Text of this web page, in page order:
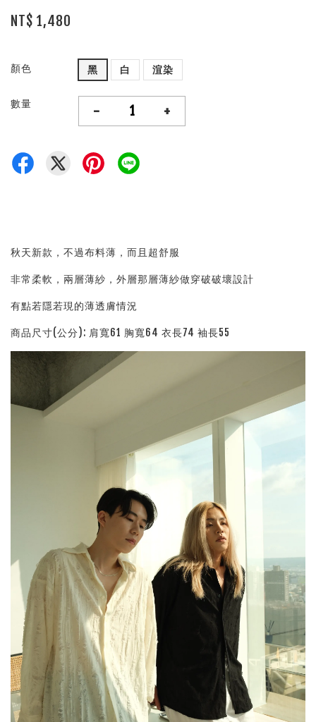
NT$ 1,480
顏色 黑 白 渲染
數量 - +
秋天新款，不過布料薄，而且超舒服
非常柔軟，兩層薄紗，外層那層薄紗做穿破破壞設計
有點若隱若現的薄透膚情況
商品尺寸(公分): 肩寬61 胸寬64 衣長74 袖長55